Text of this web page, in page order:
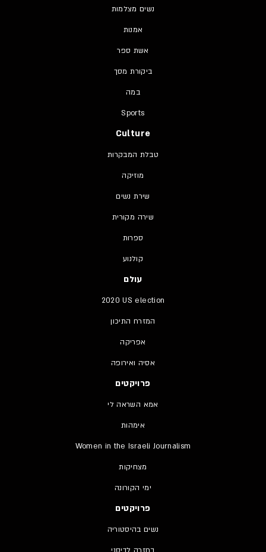
נשים מצלמות
אמנות
אשת ספר
ביקורת מסך
במה
Sports
Culture
טבלת המבקרות
מוזיקה
שירת נשים
שירה מקורית
ספרות
קולנוע
עולם
2020 US election
המזרח התיכון
אפריקה
אסיה ואירופה
פרויקטים
אמא השראה לי
אימהות
Women in the Israeli Journalism
מצחיקות
ימי הקורונה
פרויקטים
נשים בהיסטוריה
בחזרה לדיסני